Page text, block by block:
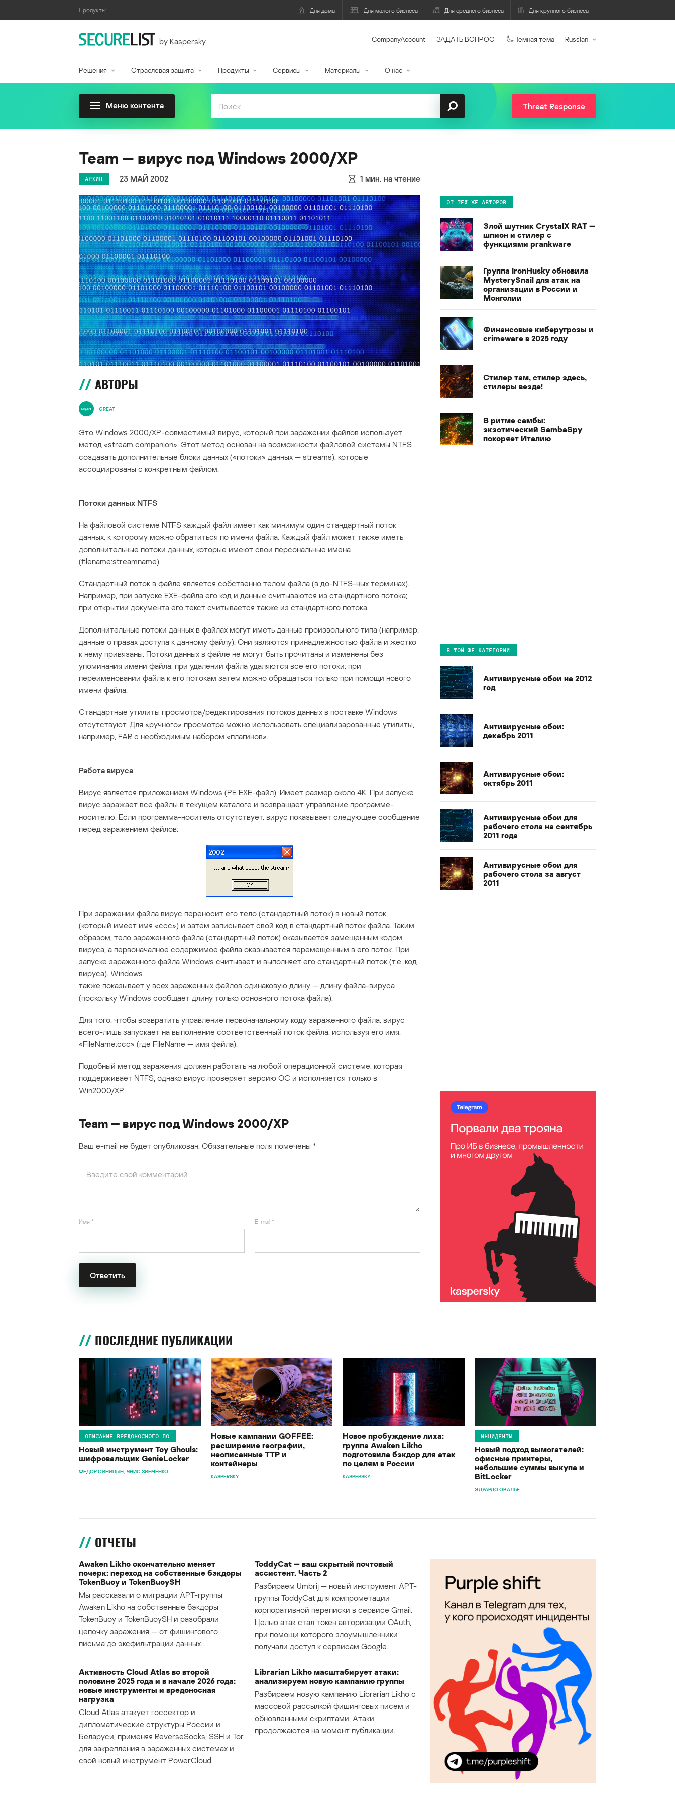
Продукты: Для дома Для малого бизнеса Для среднего бизнеса Для крупного бизнеса
by Kaspersky CompanyAccount ЗАДАТЬ ВОПРОС Темная тема Russian
Решения Отраслевая защита Продукты Сервисы Материалы О нас
Меню контента Threat Response
Team — вирус под Windows 2000/XP
АРХИВ 23 МАЙ 2002 1 мин. на чтение
АВТОРЫ
GREAT
Это Windows 2000/XP-совместимый вирус, который при заражении файлов использует
метод «stream companion». Этот метод основан на возможности файловой системы NTFS
создавать дополнительные блоки данных («потоки» данных — streams), которые
ассоциированы с конкретным файлом.
Потоки данных NTFS
На файловой системе NTFS каждый файл имеет как минимум один стандартный поток
данных, к которому можно обратиться по имени файла. Каждый файл может также иметь
дополнительные потоки данных, которые имеют свои персональные имена
(filename:streamname).
Стандартный поток в файле является собственно телом файла (в до-NTFS-ных терминах).
Например, при запуске EXE-файла его код и данные считываются из стандартного потока;
при открытии документа его текст считывается также из стандартного потока.
Дополнительные потоки данных в файлах могут иметь данные произвольного типа (например,
данные о правах доступа к данному файлу). Они являются принадлежностью файла и жестко
к нему привязаны. Потоки данных в файле не могут быть прочитаны и изменены без
упоминания имени файла; при удалении файла удаляются все его потоки; при
переименовании файла к его потокам затем можно обращаться только при помощи нового
имени файла.
Стандартные утилиты просмотра/редактирования потоков данных в поставке Windows
отсутствуют. Для «ручного» просмотра можно использовать специализарованные утилиты,
например, FAR с необходимым набором «плагинов».
Работа вируса
Вирус является приложением Windows (PE EXE-файл). Имеет размер около 4K. При запуске
вирус заражает все файлы в текущем каталоге и возвращает управление программе-
носителю. Если программа-носитель отсутствует, вирус показывает следующее сообщение
перед заражением файлов:
При заражении файла вирус переносит его тело (стандартный поток) в новый поток
(который имеет имя «ccc») и затем записывает свой код в стандартный поток файла. Таким
образом, тело зараженного файла (стандартный поток) оказывается замещенным кодом
вируса, а первоначалное содержимое файла оказывается перемещенным в его поток. При
запуске зараженного файла Windows считывает и выполняет его стандартный поток (т.е. код
вируса). Windows
также показывает у всех зараженных файлов одинаковую длину — длину файла-вируса
(поскольку Windows сообщает длину только основного потока файла).
Для того, чтобы возвратить управление первоначальному коду зараженного файла, вирус
всего-лишь запускает на выполнение соответственный поток файла, используя его имя:
«FileName:ccc» (где FileName — имя файла).
Подобный метод заражения должен работать на любой операционной системе, которая
поддерживает NTFS, однако вирус проверяет версию ОС и исполняется только в
Win2000/XP.
Team — вирус под Windows 2000/XP
Ваш e-mail не будет опубликован. Обязательные поля помечены *
Имя * E-mail *
ОТ ТЕХ ЖЕ АВТОРОВ
Злой шутник CrystalX RAT —
шпион и стилер с
функциями prankware
Группа IronHusky обновила
MysterySnail для атак на
организации в России и
Монголии
Финансовые киберугрозы и
crimeware в 2025 году
Стилер там, стилер здесь,
стилеры везде!
В ритме самбы:
экзотический SambaSpy
покоряет Италию
В ТОЙ ЖЕ КАТЕГОРИИ
Антивирусные обои на 2012
год
Антивирусные обои:
декабрь 2011
Антивирусные обои:
октябрь 2011
Антивирусные обои для
рабочего стола на сентябрь
2011 года
Антивирусные обои для
рабочего стола за август
2011
ПОСЛЕДНИЕ ПУБЛИКАЦИИ
ОПИСАНИЕ ВРЕДОНОСНОГО ПО
Новый инструмент Toy Ghouls:
шифровальщик GenieLocker
ФЕДОР СИНИЦЫН ЯНИС ЗИНЧЕНКО
Новые кампании GOFFEE:
расширение географии,
неописанные TTP и
контейнеры
KASPERSKY
Новое пробуждение лиха:
группа Awaken Likho
подготовила бэкдор для атак
по целям в России
KASPERSKY
ИНЦИДЕНТЫ
Новый подход вымогателей:
офисные принтеры,
небольшие суммы выкупа и
BitLocker
ЭДУАРДО ОВАЛЬЕ
ОТЧЕТЫ
Awaken Likho окончательно меняет
почерк: переход на собственные бэкдоры
TokenBuoy и TokenBuoySH
Мы рассказали о миграции APT-группы
Awaken Likho на собственные бэкдоры
TokenBuoy и TokenBuoySH и разобрали
цепочку заражения — от фишингового
письма до эксфильтрации данных.
ToddyCat — ваш скрытый почтовый
ассистент. Часть 2
Разбираем Umbrij — новый инструмент APT-
группы ToddyCat для компрометации
корпоративной переписки в сервисе Gmail.
Целью атак стал токен авторизации OAuth,
при помощи которого злоумышленники
получали доступ к сервисам Google.
Активность Cloud Atlas во второй
половине 2025 года и в начале 2026 года:
новые инструменты и вредоносная
нагрузка
Cloud Atlas атакует госсектор и
дипломатические структуры России и
Беларуси, применяя ReverseSocks, SSH и Tor
для закрепления в зараженных системах и
свой новый инструмент PowerCloud.
Librarian Likho масштабирует атаки:
анализируем новую кампанию группы
Разбираем новую кампанию Librarian Likho с
массовой рассылкой фишинговых писем и
обновленными скриптами. Атаки
продолжаются на момент публикации.